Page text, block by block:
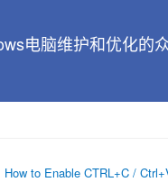
电脑维护和优化的
How to Enable CTRL+C /